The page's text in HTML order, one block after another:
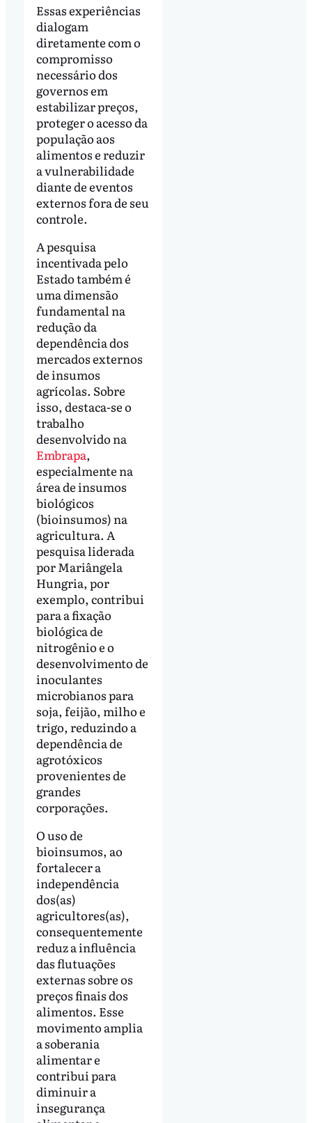
Essas experiências
dialogam
diretamente com o
compromisso
necessário dos
governos em
estabilizar preços,
proteger o acesso da
população aos
alimentos e reduzir
a vulnerabilidade
diante de eventos
externos fora de seu
controle.
A pesquisa
incentivada pelo
Estado também é
uma dimensão
fundamental na
redução da
dependência dos
mercados externos
de insumos
agrícolas. Sobre
isso, destaca-se o
trabalho
desenvolvido na
Embrapa,
especialmente na
área de insumos
biológicos
(bioinsumos) na
agricultura. A
pesquisa liderada
por Mariângela
Hungria, por
exemplo, contribui
para a fixação
biológica de
nitrogênio e o
desenvolvimento de
inoculantes
microbianos para
soja, feijão, milho e
trigo, reduzindo a
dependência de
agrotóxicos
provenientes de
grandes
corporações.
O uso de
bioinsumos, ao
fortalecer a
independência
dos(as)
agricultores(as),
consequentemente
reduz a influência
das flutuações
externas sobre os
preços finais dos
alimentos. Esse
movimento amplia
a soberania
alimentar e
contribui para
diminuir a
insegurança